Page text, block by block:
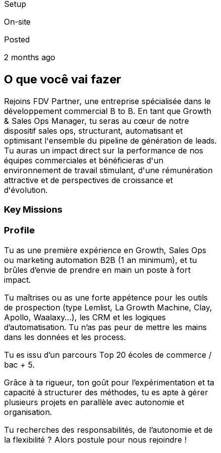
Setup
On-site
Posted
2 months ago
O que você vai fazer
Rejoins FDV Partner, une entreprise spécialisée dans le
développement commercial B to B. En tant que Growth
& Sales Ops Manager, tu seras au cœur de notre
dispositif sales ops, structurant, automatisant et
optimisant l'ensemble du pipeline de génération de leads.
Tu auras un impact direct sur la performance de nos
équipes commerciales et bénéficieras d'un
environnement de travail stimulant, d'une rémunération
attractive et de perspectives de croissance et
d'évolution.
Key Missions
Profile
Tu as une première expérience en Growth, Sales Ops
ou marketing automation B2B (1 an minimum), et tu
brûles d’envie de prendre en main un poste à fort
impact.
Tu maîtrises ou as une forte appétence pour les outils
de prospection (type Lemlist, La Growth Machine, Clay,
Apollo, Waalaxy…), les CRM et les logiques
d’automatisation. Tu n’as pas peur de mettre les mains
dans les données et les process.
Tu es issu d’un parcours Top 20 écoles de commerce /
bac + 5.
Grâce à ta rigueur, ton goût pour l’expérimentation et ta
capacité à structurer des méthodes, tu es apte à gérer
plusieurs projets en parallèle avec autonomie et
organisation.
Tu recherches des responsabilités, de l’autonomie et de
la flexibilité ? Alors postule pour nous rejoindre !